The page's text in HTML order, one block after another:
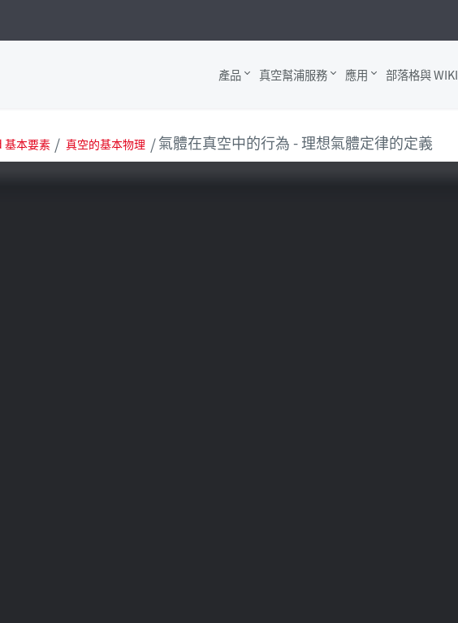
產品 真空幫浦服務 應用 部落格與 WIKI
基本要素 真空的基本物理 氣體在真空中的行為 - 理想氣體定律的定義